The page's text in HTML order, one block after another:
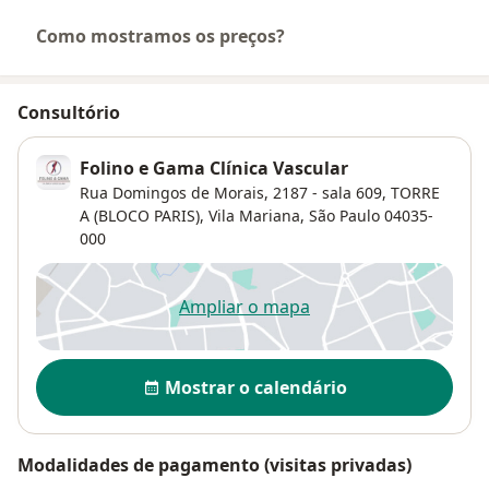
Como mostramos os preços?
Consultório
Folino e Gama Clínica Vascular
Rua Domingos de Morais, 2187 - sala 609, TORRE
A (BLOCO PARIS), Vila Mariana, São Paulo 04035-
000
Ampliar o mapaabre num novo separador
Disponibilidade
Mostrar o calendário
Modalidades de pagamento (visitas privadas)